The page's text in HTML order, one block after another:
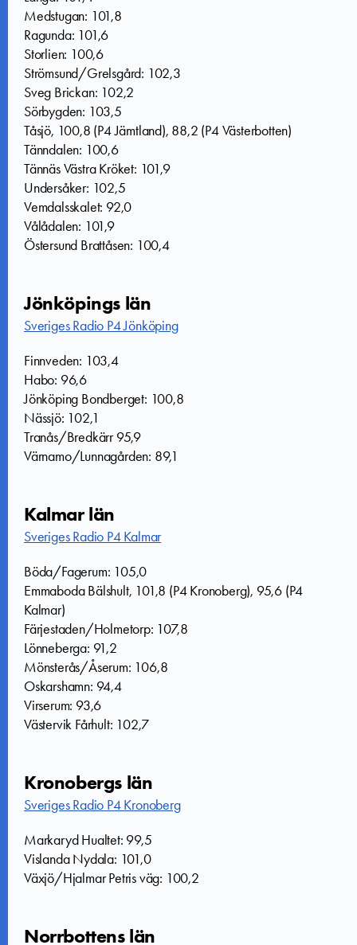
Medstugan: 101,8
Ragunda: 101,6
Storlien: 100,6
Strömsund/Grelsgård: 102,3
Sveg Brickan: 102,2
Sörbygden: 103,5
Tåsjö, 100,8 (P4 Jämtland), 88,2 (P4 Västerbotten)
Tänndalen: 100,6
Tännäs Västra Kröket: 101,9
Undersåker: 102,5
Vemdalsskalet: 92,0
Vålådalen: 101,9
Östersund Brattåsen: 100,4
Jönköpings län
Sveriges Radio P4 Jönköping
Finnveden: 103,4
Habo: 96,6
Jönköping Bondberget: 100,8
Nässjö: 102,1
Tranås/Bredkärr 95,9
Värnamo/Lunnagården: 89,1
Kalmar län
Sveriges Radio P4 Kalmar
Böda/Fagerum: 105,0
Emmaboda Bälshult, 101,8 (P4 Kronoberg), 95,6 (P4
Kalmar)
Färjestaden/Holmetorp: 107,8
Lönneberga: 91,2
Mönsterås/Åserum: 106,8
Oskarshamn: 94,4
Virserum: 93,6
Västervik Fårhult: 102,7
Kronobergs län
Sveriges Radio P4 Kronoberg
Markaryd Hualtet: 99,5
Vislanda Nydala: 101,0
Växjö/Hjalmar Petris väg: 100,2
Norrbottens län